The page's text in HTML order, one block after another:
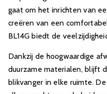
gaat om het inrichten van
creëren van een
BL14G biedt de
Dankzij de hoogwaardige
duurzame materialen, blijft
blikvanger in elke ruimte.